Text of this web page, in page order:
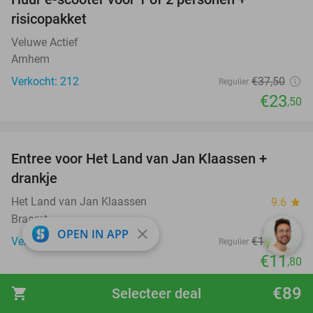
shopping_cart €89
Selecteer deal
risicopakket
Veluwe Actief
Arnhem
Verkocht: 212
Regulier €37,50
€23,50
Entree voor Het Land van Jan Klaassen +
drankje
Het Land van Jan Klaassen 9.6 star
Braamt
Verkocht: 3.649
Regulier €16 ,90
€11,80
favorite_border
OPEN IN APP close